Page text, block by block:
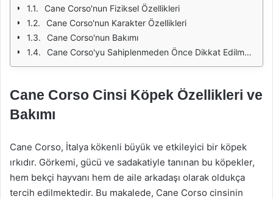
Cane Corso'nun Fiziksel Özellikleri
Cane Corso'nun Karakter Özellikleri
Cane Corso'nun Bakımı
Cane Corso'yu Sahiplenmeden Önce Dikkat Edilmesi Gerekenler
Cane Corso Cinsi Köpek Özellikleri ve
Bakımı
Cane Corso, İtalya kökenli büyük ve etkileyici bir köpek
ırkıdır. Görkemi, gücü ve sadakatiyle tanınan bu köpekler,
hem bekçi hayvanı hem de aile arkadaşı olarak oldukça
tercih edilmektedir. Bu makalede, Cane Corso cinsinin